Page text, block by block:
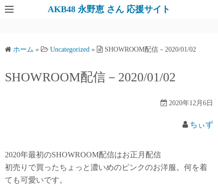
AKB48 永野恵 さん 応援サイト
ホーム » Uncategorized » SHOWROOM配信－2020/01/02
SHOWROOM配信－2020/01/02
2020年12月6日
ちぃず
2020年最初のSHOWROOM配信はお正月配信
初売りで買ったちょっと濃いめのピンクのお洋服。何を着
ても可愛いです。